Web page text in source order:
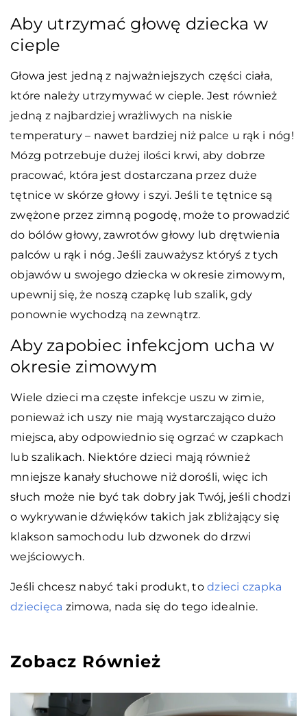
Aby utrzymać głowę dziecka w
cieple
Głowa jest jedną z najważniejszych części ciała,
które należy utrzymywać w cieple. Jest również
jedną z najbardziej wrażliwych na niskie
temperatury – nawet bardziej niż palce u rąk i nóg!
Mózg potrzebuje dużej ilości krwi, aby dobrze
pracować, która jest dostarczana przez duże
tętnice w skórze głowy i szyi. Jeśli te tętnice są
zwężone przez zimną pogodę, może to prowadzić
do bólów głowy, zawrotów głowy lub drętwienia
palców u rąk i nóg. Jeśli zauważysz któryś z tych
objawów u swojego dziecka w okresie zimowym,
upewnij się, że noszą czapkę lub szalik, gdy
ponownie wychodzą na zewnątrz.
Aby zapobiec infekcjom ucha w
okresie zimowym
Wiele dzieci ma częste infekcje uszu w zimie,
ponieważ ich uszy nie mają wystarczająco dużo
miejsca, aby odpowiednio się ogrzać w czapkach
lub szalikach. Niektóre dzieci mają również
mniejsze kanały słuchowe niż dorośli, więc ich
słuch może nie być tak dobry jak Twój, jeśli chodzi
o wykrywanie dźwięków takich jak zbliżający się
klakson samochodu lub dzwonek do drzwi
wejściowych.
Jeśli chcesz nabyć taki produkt, to dzieci czapka
dziecięca zimowa, nada się do tego idealnie.
Zobacz Również